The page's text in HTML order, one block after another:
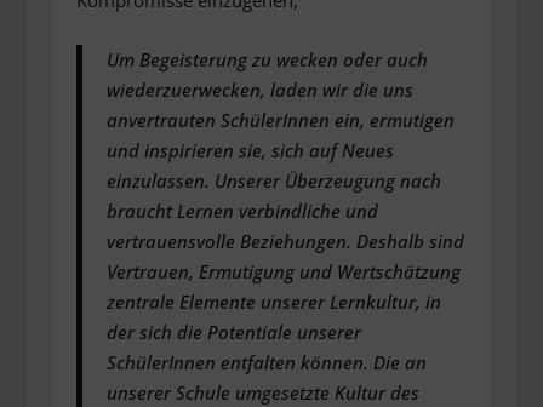
Um Begeisterung zu wecken oder auch
wiederzuerwecken, laden wir die uns
anvertrauten SchülerInnen ein, ermutigen
und inspirieren sie, sich auf Neues
einzulassen. Unserer Überzeugung nach
braucht Lernen verbindliche und
vertrauensvolle Beziehungen. Deshalb sind
Vertrauen, Ermutigung und Wertschätzung
zentrale Elemente unserer Lernkultur, in
der sich die Potentiale unserer
SchülerInnen entfalten können. Die an
unserer Schule umgesetzte Kultur des